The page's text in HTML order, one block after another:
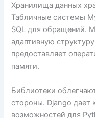
Хранилища данных
Табличные системы
SQL для обращений.
адаптивную
предоставляет
памяти.
Библиотеки
стороны. Django дает
возможностей для